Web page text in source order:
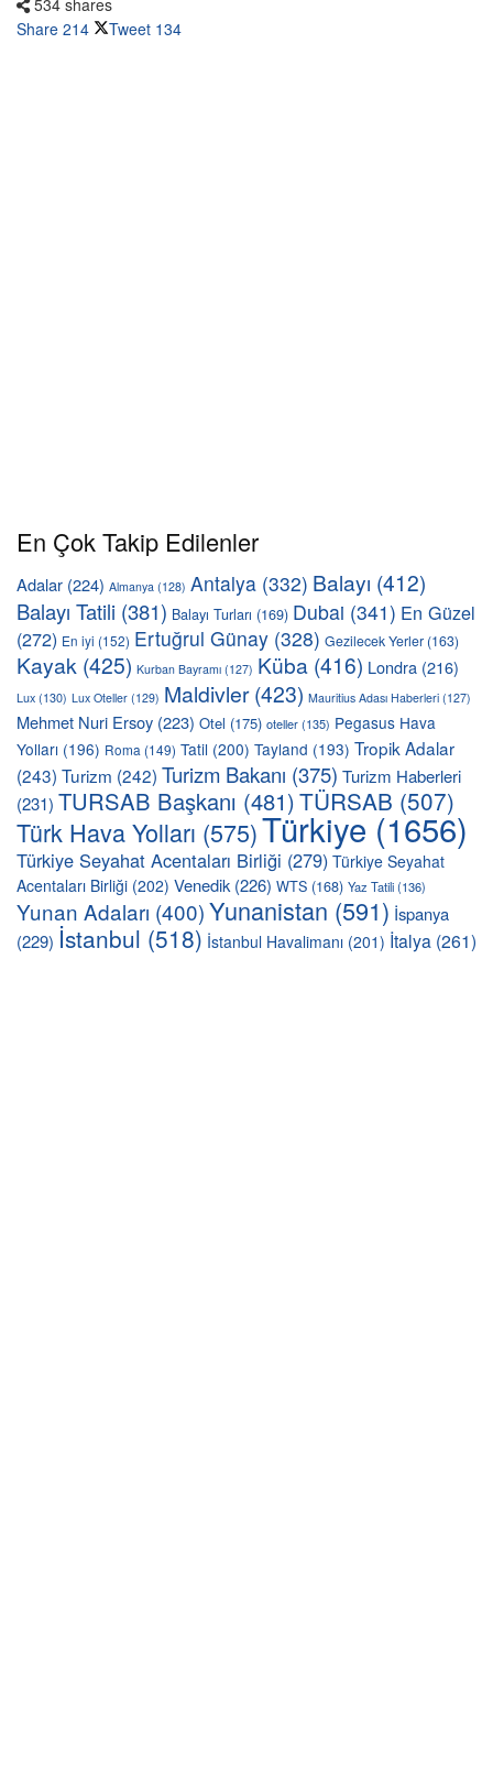
534 shares
Share 214 Tweet 134
En Çok Takip Edilenler
Adalar (224) Almanya (128) Antalya (332) Balayı (412)
Balayı Tatili (381) Balayı Turları (169) Dubai (341) En Güzel
(272) En iyi (152) Ertuğrul Günay (328) Gezilecek Yerler (163)
Kayak (425) Kurban Bayramı (127) Küba (416) Londra (216)
Lux (130) Lux Oteller (129) Maldivler(423) Mauritius Adası Haberleri (127)
Mehmet Nuri Ersoy (223) Otel (175) oteller(135) Pegasus Hava
Yolları (196) Roma (149) Tatil (200) Tayland (193) Tropik Adalar
(243) Turizm (242) Turizm Bakanı (375) Turizm Haberleri
(231) TURSAB Başkanı (481)TÜRSAB (507)
Türk Hava Yolları (575)Türkiye (1656)
Türkiye Seyahat Acentaları Birliği (279) Türkiye Seyahat
Acentaları Birliği (202) Venedik (226) WTS (168) Yaz Tatili(136)
Yunan Adaları (400)Yunanistan (591) İspanya
(229) İstanbul (518) İstanbul Havalimanı (201) İtalya (261)